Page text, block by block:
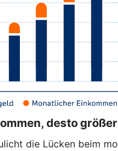
desto
die Lücken beim